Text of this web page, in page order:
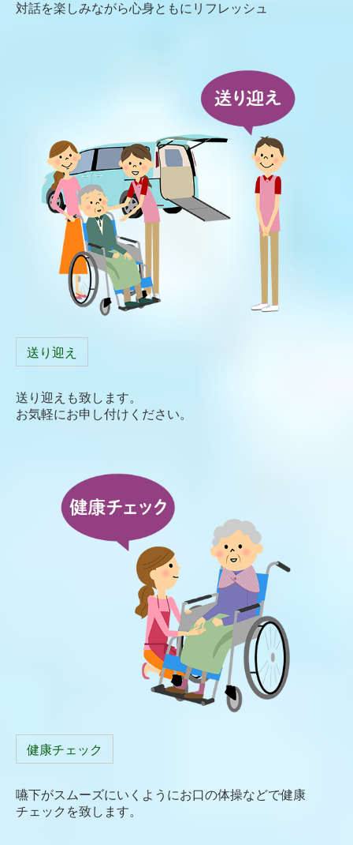
対話を楽しみながら心身ともにリフレッシュ
送り迎え
送り迎えも致します。
お気軽にお申し付けください。
健康チェック
嚥下がスムーズにいくようにお口の体操などで健康
チェックを致します。